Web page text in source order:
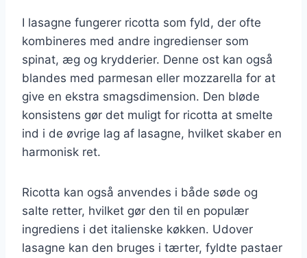
I lasagne fungerer ricotta som fyld, der ofte
kombineres med andre ingredienser som
spinat, æg og krydderier. Denne ost kan også
blandes med parmesan eller mozzarella for at
give en ekstra smagsdimension. Den bløde
konsistens gør det muligt for ricotta at smelte
ind i de øvrige lag af lasagne, hvilket skaber en
harmonisk ret.
Ricotta kan også anvendes i både søde og
salte retter, hvilket gør den til en populær
ingrediens i det italienske køkken. Udover
lasagne kan den bruges i tærter, fyldte pastaer